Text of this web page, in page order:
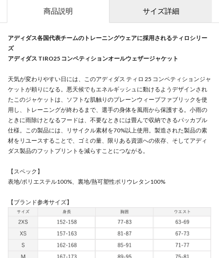
商品説明 サイズ詳細
アディダス各国代表チームのトレーニングウェアに採用されるティロシリー
ズ
アディダス TIRO25 コンペティションオールウェザージャケット
天気が変わりやすい日には、このアディダス ティロ 25 コンペティションジャ
ケットが頼りになる。悪天候でもエネルギッシュに動けるようデザインされ
たこのジャケットは、ソフトな肌触りのプレーンウィーブファブリックを使
用し、トレーニングが終わるまで、選手の身体を風雨から保護する。小雨の
ときに雨除けとなるフードは、不要なときには畳んで収納できるパッカブル
仕様。この製品には、リサイクル素材を70%以上使用。製造された製品の素
材をリユースすることで、ゴミの量、限りある資源への依存、そしてアディ
ダス製品のフットプリントを減らすことにつながる。
【スペック】
表地/ポリエステル100%、裏地/熱可塑性ポリウレタン100%
【ブランド参考サイズ】